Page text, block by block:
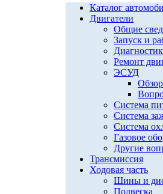
Каталог
Двигатели
Общие
Запуск и
Ремонт
ЭСУД
Система
Система
Система
Газовое
Другие
Трансмиссия
Ходовая часть
Шины и
Подвеска